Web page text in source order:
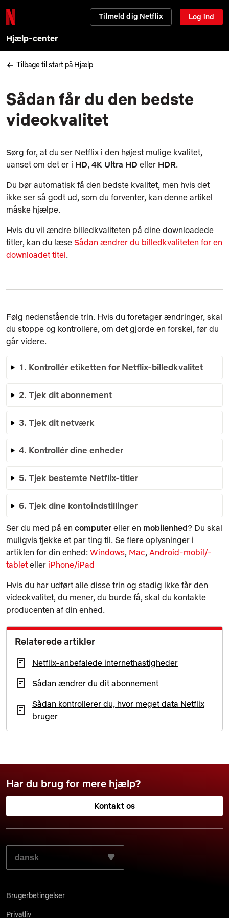
Tilmeld dig Netflix Log ind
Hjælp-center
Tilbage til start på Hjælp
Sådan får du den bedste
videokvalitet
Sørg for, at du ser Netflix i den højest mulige kvalitet,
uanset om det er i HD, 4K Ultra HD eller HDR.
Du bør automatisk få den bedste kvalitet, men hvis det
ikke ser så godt ud, som du forventer, kan denne artikel
måske hjælpe.
Hvis du vil ændre billedkvaliteten på dine downloadede
titler, kan du læse Sådan ændrer du billedkvaliteten for en
downloadet titel.
Følg nedenstående trin. Hvis du foretager ændringer, skal
du stoppe og kontrollere, om det gjorde en forskel, før du
går videre.
1. Kontrollér etiketten for Netflix-billedkvalitet
2. Tjek dit abonnement
3. Tjek dit netværk
4. Kontrollér dine enheder
5. Tjek bestemte Netflix-titler
6. Tjek dine kontoindstillinger
Ser du med på en computer eller en mobilenhed? Du skal
muligvis tjekke et par ting til. Se flere oplysninger i
artiklen for din enhed: Windows, Mac, Android-mobil/-
tablet eller iPhone/iPad
Hvis du har udført alle disse trin og stadig ikke får den
videokvalitet, du mener, du burde få, skal du kontakte
producenten af din enhed.
Relaterede artikler
Netflix-anbefalede internethastigheder
Sådan ændrer du dit abonnement
Sådan kontrollerer du, hvor meget data Netflix
bruger
Har du brug for mere hjælp?
Kontakt os
VÆLG DIT FORETRUKNE SPROG:
Brugerbetingelser
Privatliv